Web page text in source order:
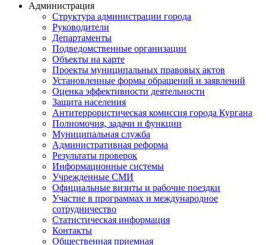
Администрация
Структура администрации города
Руководители
Департаменты
Подведомственные организации
Объекты на карте
Проекты муниципальных правовых актов
Установленные формы обращений и заявлений
Оценка эффективности деятельности
Защита населения
Антитеррористическая комиссия города Кургана
Полномочия, задачи и функции
Муниципальная служба
Административная реформа
Результаты проверок
Информационные системы
Учрежденные СМИ
Официальные визиты и рабочие поездки
Участие в программах и международное
сотрудничество
Статистическая информация
Контакты
Общественная приемная